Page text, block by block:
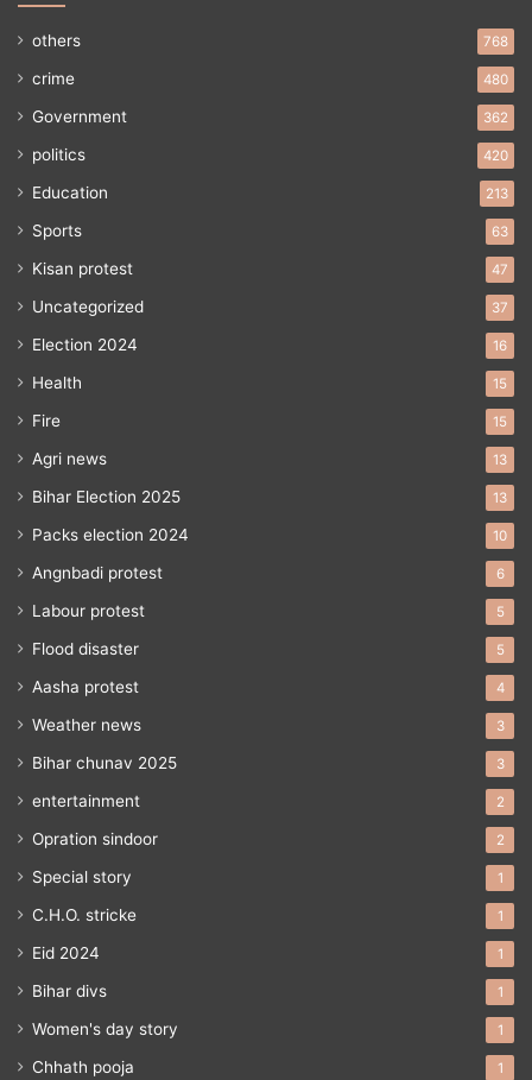
others 768
crime 480
Government 362
politics 420
Education 213
Sports 63
Kisan protest 47
Uncategorized 37
Election 2024 16
Health 15
Fire 15
Agri news 13
Bihar Election 2025 13
Packs election 2024 10
Angnbadi protest 6
Labour protest 5
Flood disaster 5
Aasha protest 4
Weather news 3
Bihar chunav 2025 3
entertainment 2
Opration sindoor 2
Special story 1
C.H.O. stricke 1
Eid 2024 1
Bihar divs 1
Women's day story 1
Chhath pooja 1